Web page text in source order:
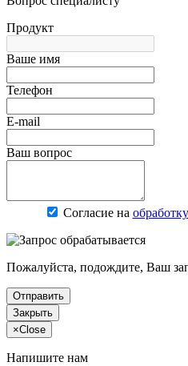
Продукт
Ваше имя
Телефон
E-mail
Ваш вопрос
Согласие на
Пожалуйста, подождите, Ваш
Отправить
Закрыть
×Close
Напишите нам